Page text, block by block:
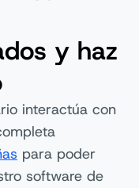
y haz
interactúa con
para poder
software de